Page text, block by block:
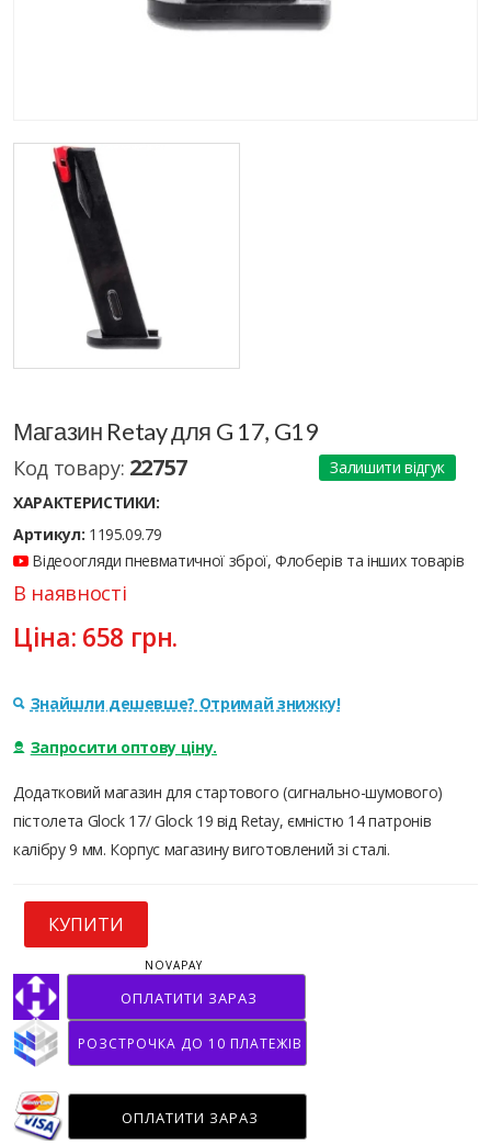
Магазин Retay для G 17, G19
Код товару: 22757
Залишити відгук
ХАРАКТЕРИСТИКИ:
Артикул: 1195.09.79
Відеоогляди пневматичної зброї, Флоберів та інших товарів
В наявності
Ціна: 658 грн.
Знайшли дешевше? Отримай знижку!
Запросити оптову ціну.
Додатковий магазин для стартового (сигнально-шумового)
пістолета Glock 17/ Glock 19 від Retay, ємністю 14 патронів
калібру 9 мм. Корпус магазину виготовлений зі сталі.
КУПИТИ
ОПЛАТИТИ ЗАРАЗ
NOVAPAY
РОЗСТРОЧКА ДО 10 ПЛАТЕЖІВ
ОПЛАТИТИ ЗАРАЗ